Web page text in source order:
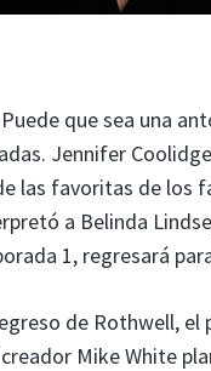
Puede que sea una
Jennifer
las favoritas de los
a Belinda
1, regresará
de Rothwell,
Mike White